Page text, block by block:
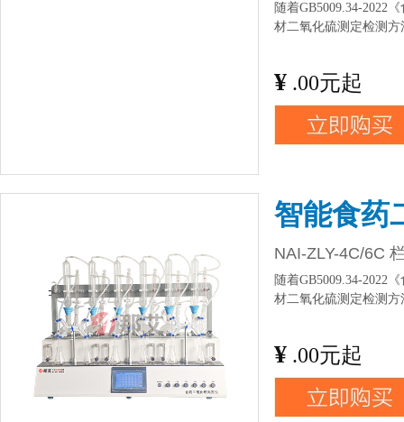
随着GB5009.34-2022
材二氧化硫测定检测
¥ .00元起
智能食药
NAI-ZLY-4C/6C
随着GB5009.34-2022
材二氧化硫测定检测
¥ .00元起